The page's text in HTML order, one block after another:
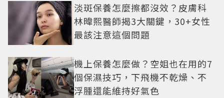
淡斑保養怎麼擦都沒效？皮膚科
林暐熙醫師揭3大關鍵，30+女性
最該注意這個問題
機上保養怎麼做？空姐也在用的7
個保濕技巧，下飛機不乾燥、不
浮腫還能維持好氣色